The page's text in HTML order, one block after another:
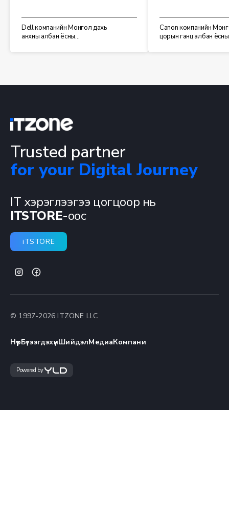
Dell компанийн Монгол дахь
анхны албан ёсны
Canon компанийн
цорын ганц албан ёсны
Trusted partner
for your Digital Journey
IT хэрэглээгээ цогцоор нь
ITSTORE-оос
iTSTORE
© 1997-2026 ITZONE LLC
НүүрБүтээгдэхүүнШийдэлМедиаКомпани
Powered by